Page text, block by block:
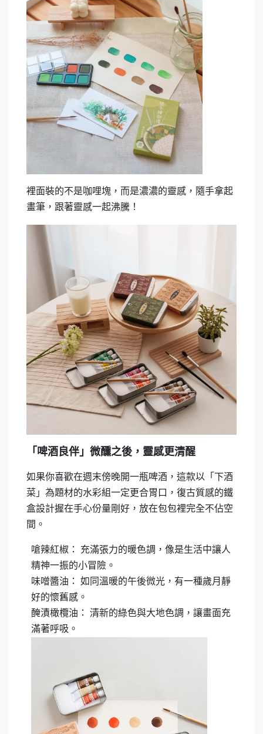
裡面裝的不是咖哩塊，而是濃濃的靈感，隨手拿起
畫筆，跟著靈感一起沸騰！
「啤酒良伴」微醺之後，靈感更清醒
如果你喜歡在週末傍晚開一瓶啤酒，這款以「下酒
菜」為題材的水彩組一定更合胃口，復古質感的鐵
盒設計握在手心份量剛好，放在包包裡完全不佔空
間。
嗆辣紅椒： 充滿張力的暖色調，像是生活中讓人
精神一振的小冒險。
味噌醬油： 如同溫暖的午後微光，有一種歲月靜
好的懷舊感。
醃漬橄欖油： 清新的綠色與大地色調，讓畫面充
滿著呼吸。